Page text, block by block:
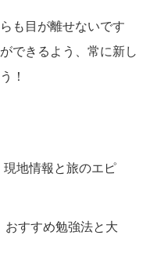
も目が離せないです
できるよう、常に新し
！
地情報と旅のエピ
すすめ勉強法と大